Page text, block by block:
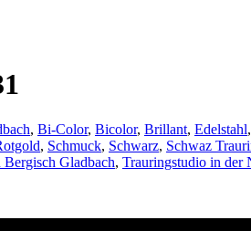
, Bi-Color, Bicolor, Brillant, Edelstahl,
, Schmuck, Schwarz, Schwaz
Gladbach, Trauringstudio in der